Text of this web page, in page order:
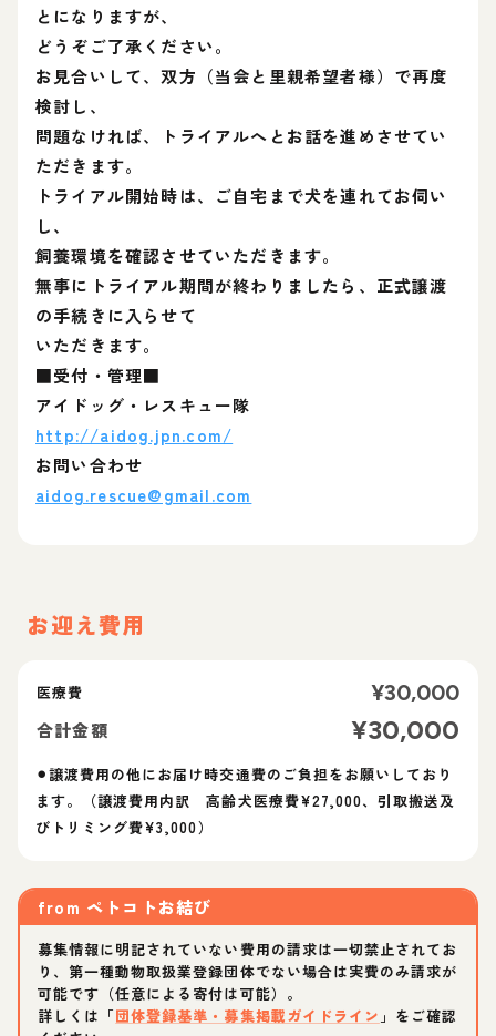
とになりますが、
どうぞご了承ください。
お見合いして、双方（当会と里親希望者様）で再度
検討し、
問題なければ、トライアルへとお話を進めさせてい
ただきます。
トライアル開始時は、ご自宅まで犬を連れてお伺い
し、
飼養環境を確認させていただきます。
無事にトライアル期間が終わりましたら、正式譲渡
の手続きに入らせて
いただきます。
■受付・管理■
アイドッグ・レスキュー隊
http://aidog.jpn.com/
お問い合わせ
aidog.rescue@gmail.com
お迎え費用
医療費 ¥30,000
合計金額 ¥30,000
⚫︎譲渡費用の他にお届け時交通費のご負担をお願いしており
ます。（譲渡費用内訳 高齢犬医療費¥27,000、引取搬送及
びトリミング費¥3,000）
from ペトコトお結び
募集情報に明記されていない費用の請求は一切禁止されてお
り、第一種動物取扱業登録団体でない場合は実費のみ請求が
可能です（任意による寄付は可能）。
詳しくは「団体登録基準・募集掲載ガイドライン 」をご確認